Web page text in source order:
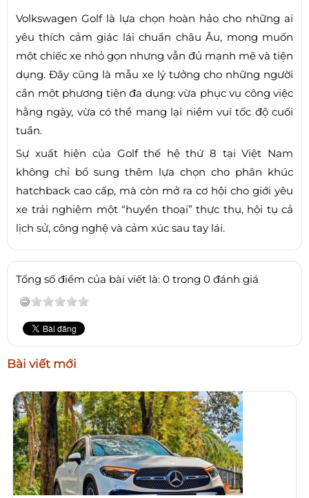
Volkswagen Golf là lựa chọn hoàn hảo cho những ai
yêu thích cảm giác lái chuẩn châu Âu, mong muốn
một chiếc xe nhỏ gọn nhưng vẫn đủ mạnh mẽ và tiện
dụng. Đây cũng là mẫu xe lý tưởng cho những người
cần một phương tiện đa dụng: vừa phục vụ công việc
hằng ngày, vừa có thể mang lại niềm vui tốc độ cuối
tuần.
Sự xuất hiện của Golf thế hệ thứ 8 tại Việt Nam
không chỉ bổ sung thêm lựa chọn cho phân khúc
hatchback cao cấp, mà còn mở ra cơ hội cho giới yêu
xe trải nghiệm một “huyền thoại” thực thụ, hội tụ cả
lịch sử, công nghệ và cảm xúc sau tay lái.
Tổng số điểm của bài viết là: 0 trong 0 đánh giá
Bài viết mới